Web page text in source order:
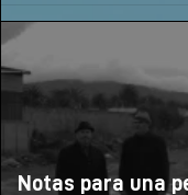
Notas para una